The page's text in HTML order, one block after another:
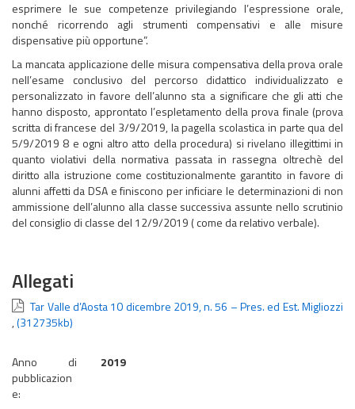
esprimere le sue competenze privilegiando l’espressione orale,
nonché ricorrendo agli strumenti compensativi e alle misure
dispensative più opportune”.
La mancata applicazione delle misura compensativa della prova orale
nell’esame conclusivo del percorso didattico individualizzato e
personalizzato in favore dell’alunno sta a significare che gli atti che
hanno disposto, approntato l’espletamento della prova finale (prova
scritta di francese del 3/9/2019, la pagella scolastica in parte qua del
5/9/2019 8 e ogni altro atto della procedura) si rivelano illegittimi in
quanto violativi della normativa passata in rassegna oltrechè del
diritto alla istruzione come costituzionalmente garantito in favore di
alunni affetti da DSA e finiscono per inficiare le determinazioni di non
ammissione dell’alunno alla classe successiva assunte nello scrutinio
del consiglio di classe del 12/9/2019 ( come da relativo verbale).
Allegati
Tar Valle d’Aosta 10 dicembre 2019, n. 56 – Pres. ed Est. Migliozzi
,(312735kb)
Anno di
pubblicazion
e:
2019